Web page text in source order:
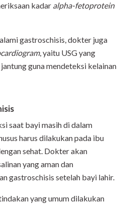
kadar alpha-fetoprotein
gastroschisis, dokter juga
, yaitu USG yang
guna mendeteksi kelainan
saat bayi masih di dalam
harus dilakukan pada ibu
sehat. Dokter akan
yang aman dan
gastroschisis setelah bayi lahir.
yang umum dilakukan